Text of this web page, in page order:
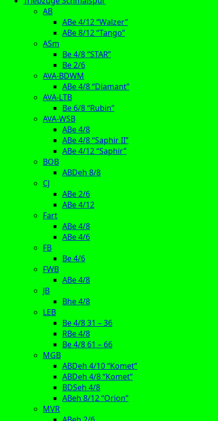
AB
ABe 4/12 “Walzer”
ABe 8/12 “Tango”
ASm
Be 4/8 “STAR”
Be 2/6
AVA-BDWM
ABe 4/8 “Diamant”
AVA-LTB
Be 6/8 “Rubin”
AVA-WSB
ABe 4/8
ABe 4/8 “Saphir II”
ABe 4/12 “Saphir”
BOB
ABDeh 8/8
CJ
ABe 2/6
ABe 4/12
Fart
ABe 4/8
ABe 4/6
FB
Be 4/6
FWB
ABe 4/8
JB
Bhe 4/8
LEB
Be 4/8 31 – 36
RBe 4/8
Be 4/8 61 – 66
MGB
ABDeh 4/10 “Komet”
ABDeh 4/8 “Komet”
BDSeh 4/8
ABeh 8/12 “Orion”
MVR